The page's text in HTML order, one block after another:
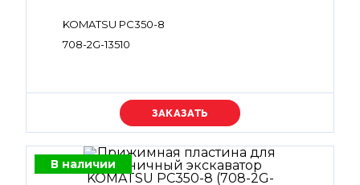
KOMATSU PC350-8
708-2G-13510
Уточняйте цену
В наличии